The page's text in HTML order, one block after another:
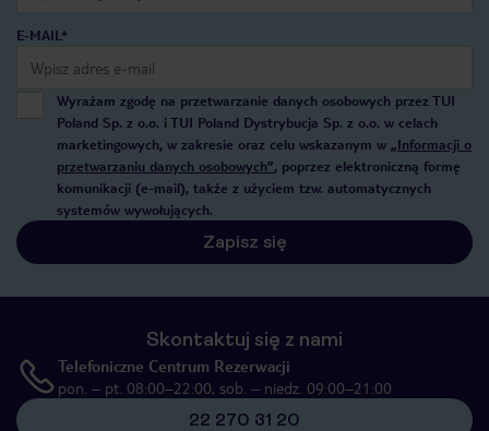
E-MAIL*
Wyrażam zgodę na przetwarzanie danych osobowych przez TUI
Poland Sp. z o.o. i TUI Poland Dystrybucja Sp. z o.o. w celach
marketingowych, w zakresie oraz celu wskazanym w „Informacji o
przetwarzaniu danych osobowych”, poprzez elektroniczną formę
komunikacji (e-mail), także z użyciem tzw. automatycznych
systemów wywołujących.
Zapisz się
Skontaktuj się z nami
Telefoniczne Centrum Rezerwacji
pon. – pt. 08:00–22:00, sob. – niedz. 09:00–21:00
22 270 31 20